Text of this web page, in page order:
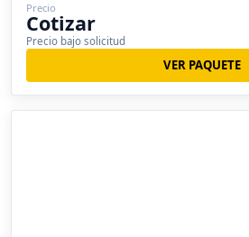
Precio
Cotizar
Precio bajo solicitud
VER PAQUETE